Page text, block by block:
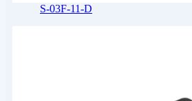
S-03F-11-D